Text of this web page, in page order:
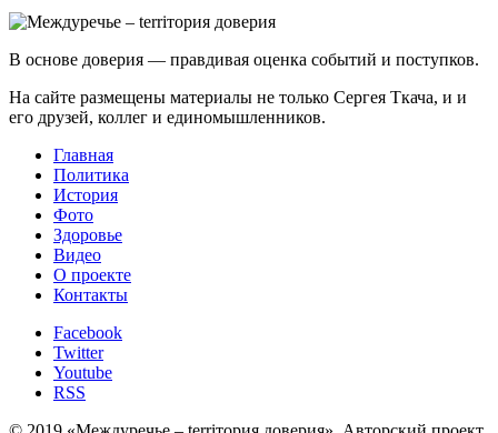
В основе доверия — правдивая оценка событий и поступков.
На сайте размещены материалы не только Сергея Ткача, и и
его друзей, коллег и единомышленников.
Главная
Политика
История
Фото
Здоровье
Видео
О проекте
Контакты
Facebook
Twitter
Youtube
RSS